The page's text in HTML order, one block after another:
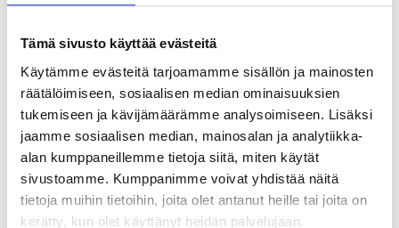
Tämä sivusto käyttää evästeitä
Käytämme evästeitä tarjoamamme sisällön ja mainosten
räätälöimiseen, sosiaalisen median ominaisuuksien
tukemiseen ja kävijämäärämme analysoimiseen. Lisäksi
jaamme sosiaalisen median, mainosalan ja analytiikka-
alan kumppaneillemme tietoja siitä, miten käytät
sivustoamme. Kumppanimme voivat yhdistää näitä
tietoja muihin tietoihin, joita olet antanut heille tai joita on
kerätty, kun olet käyttänyt heidän palvelujaan.
svenska i finskspråkiga skolor så att två årsveckotimmar
flyttades från årskurserna 7–9 till årskurs 6. Endast ett fåtal
undervisningsanordnare kompenserade timmarna i de högre
årskurserna genom att lägga till fler timmar i svenska än vad
minimiantalet timmar nationellt kräver. I de flesta kommuner
undervisas svenska endast fyra årsveckotimmar i årskurserna
7–9. Det här betyder i praktiken att svenska undervisas en
timme i veckan eller inte alls under vissa perioder.